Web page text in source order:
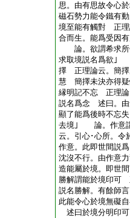
思。由有思故令
磁石勢力能令鐵有
境至能有觸對 正理
合而生。能爲受因
論。欲謂希求所
求取境説名爲欲｣
擇 正理論云。簡擇
慧 簡擇未決亦得
縁明記不忘 正理論
説名爲念 述曰。由
顯了能爲後時不忘
去境｣ 論。作意
云。引心･心所。令
作意。此即世間説
沈沒不行。由作意
造能屬於境。即
勝解謂能於境印可
説名勝解。有餘師
此能令心於境無礙
述曰於境分明印